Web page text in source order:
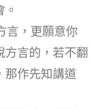
言，更願意你
方言的，若不翻
那作先知講道